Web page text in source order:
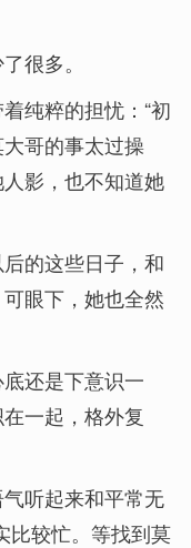
很多。
纯粹的担忧：“初
哥的事太过操
影，也不知道她
的这些日子，和
眼下，她也全然
还是下意识一
一起，格外复
听起来和平常无
比较忙。等找到莫